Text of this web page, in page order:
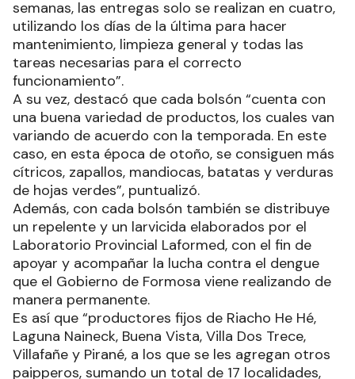
semanas, las entregas solo se realizan en cuatro,
utilizando los días de la última para hacer
mantenimiento, limpieza general y todas las
tareas necesarias para el correcto
funcionamiento”.
A su vez, destacó que cada bolsón “cuenta con
una buena variedad de productos, los cuales van
variando de acuerdo con la temporada. En este
caso, en esta época de otoño, se consiguen más
cítricos, zapallos, mandiocas, batatas y verduras
de hojas verdes”, puntualizó.
Además, con cada bolsón también se distribuye
un repelente y un larvicida elaborados por el
Laboratorio Provincial Laformed, con el fin de
apoyar y acompañar la lucha contra el dengue
que el Gobierno de Formosa viene realizando de
manera permanente.
Es así que “productores fijos de Riacho He Hé,
Laguna Naineck, Buena Vista, Villa Dos Trece,
Villafañe y Pirané, a los que se les agregan otros
paipperos, sumando un total de 17 localidades,